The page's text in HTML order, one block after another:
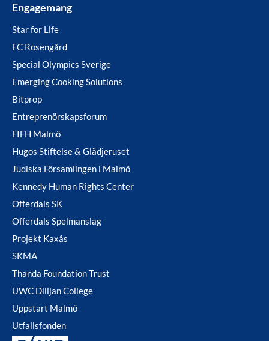
Engagemang
Star for Life
FC Rosengård
Special Olympics Sverige
Emerging Cooking Solutions
Bitprop
Entreprenörskapsforum
FIFH Malmö
Hugos Stiftelse & Glädjeruset
Judiska Församlingen i Malmö
Kennedy Human Rights Center
Offerdals SK
Offerdals Spelmanslag
Projekt Kaxås
SKMA
Thanda Foundation Trust
UWC Dilijan College
Uppstart Malmö
Utfallsfonden